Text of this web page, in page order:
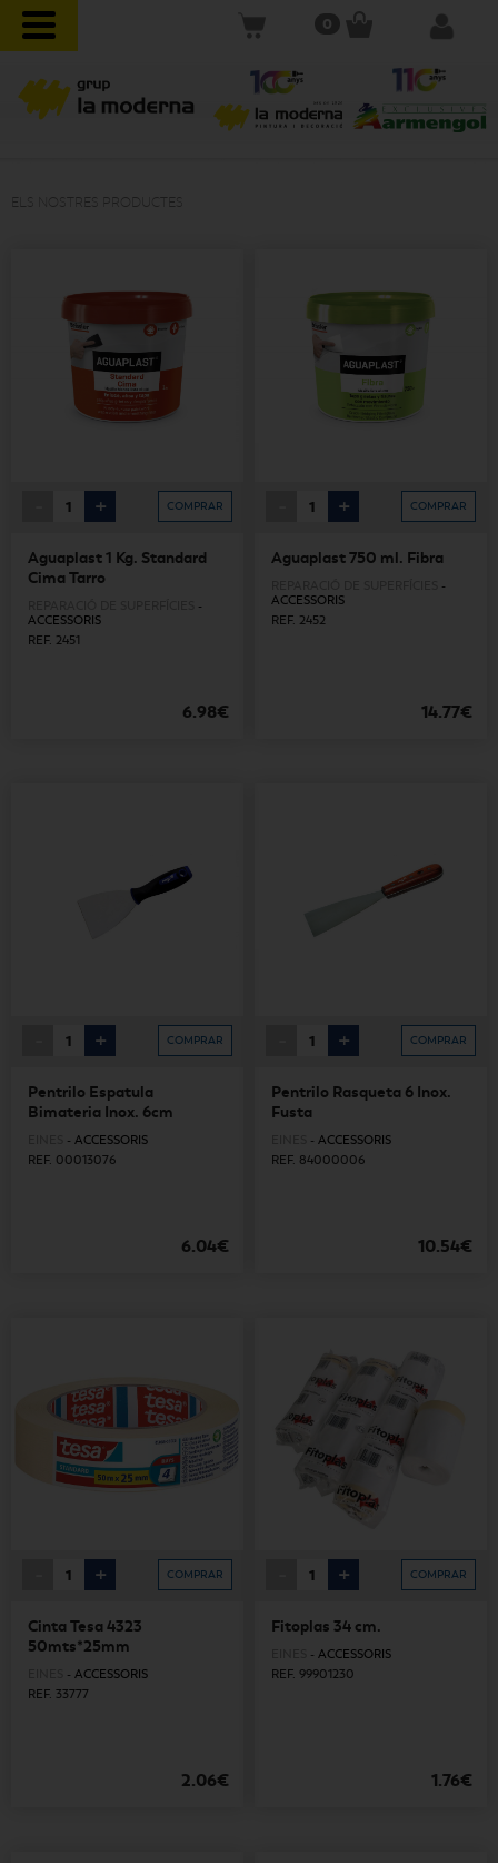
0
ELS NOSTRES PRODUCTES
+ COMPRAR
Aguaplast 1 Kg. Standard
Cima Tarro
-
ACCESSORIS
REF. 2451
6.98€
+ COMPRAR
Aguaplast 750 ml. Fibra
-
ACCESSORIS
REF. 2452
14.77€
+ COMPRAR
Pentrilo Espatula
Bimateria Inox. 6cm
- ACCESSORIS
REF. 00013076
6.04€
+ COMPRAR
Pentrilo Rasqueta 6 Inox.
Fusta
- ACCESSORIS
REF. 84000006
10.54€
+ COMPRAR
Cinta Tesa 4323
50mts*25mm
- ACCESSORIS
REF. 33777
2.06€
+ COMPRAR
Fitoplas 34 cm.
- ACCESSORIS
REF. 99901230
1.76€